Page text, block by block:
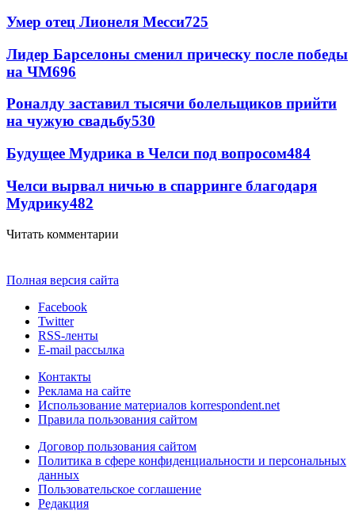
Умер отец Лионеля Месси725
Лидер Барселоны сменил прическу после победы
на ЧМ696
Роналду заставил тысячи болельщиков прийти
на чужую свадьбу530
Будущее Мудрика в Челси под вопросом484
Челси вырвал ничью в спарринге благодаря
Мудрику482
Читать комментарии
Полная версия сайта
Facebook
Twitter
RSS-ленты
E-mail рассылка
Контакты
Реклама на сайте
Использование материалов korrespondent.net
Правила пользования сайтом
Договор пользования сайтом
Политика в сфере конфиденциальности и персональных
данных
Пользовательское соглашение
Редакция